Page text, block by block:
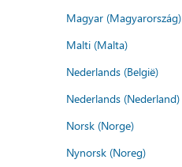
Magyar (Magyarország)
Malti (Malta)
Nederlands (België)
Nederlands (Nederland)
Norsk (Norge)
Nynorsk (Noreg)